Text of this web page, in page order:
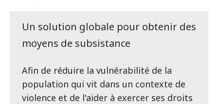
Un solution globale pour obtenir des
moyens de subsistance
Afin de réduire la vulnérabilité de la
population qui vit dans un contexte de
violence et de l'aider à exercer ses droits